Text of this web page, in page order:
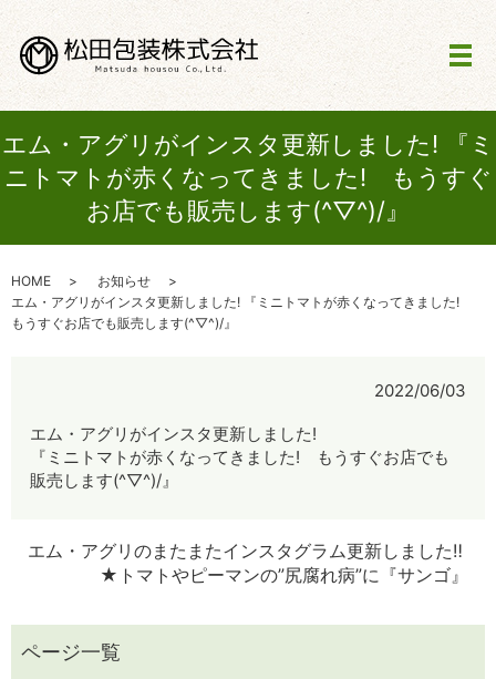
メ
エム・アグリがインスタ更新しました! 『ミ
ニトマトが赤くなってきました! もうすぐ
お店でも販売します(^▽^)/』
HOME
お知らせ
エム・アグリがインスタ更新しました! 『ミニトマトが赤くなってきました!
もうすぐお店でも販売します(^▽^)/』
2022/06/03
エム・アグリがインスタ更新しました!
『ミニトマトが赤くなってきました! もうすぐお店でも
販売します(^▽^)/』
エム・アグリのまたまたインスタグラム更新しました‼
★トマトやピーマンの”尻腐れ病”に『サンゴ』